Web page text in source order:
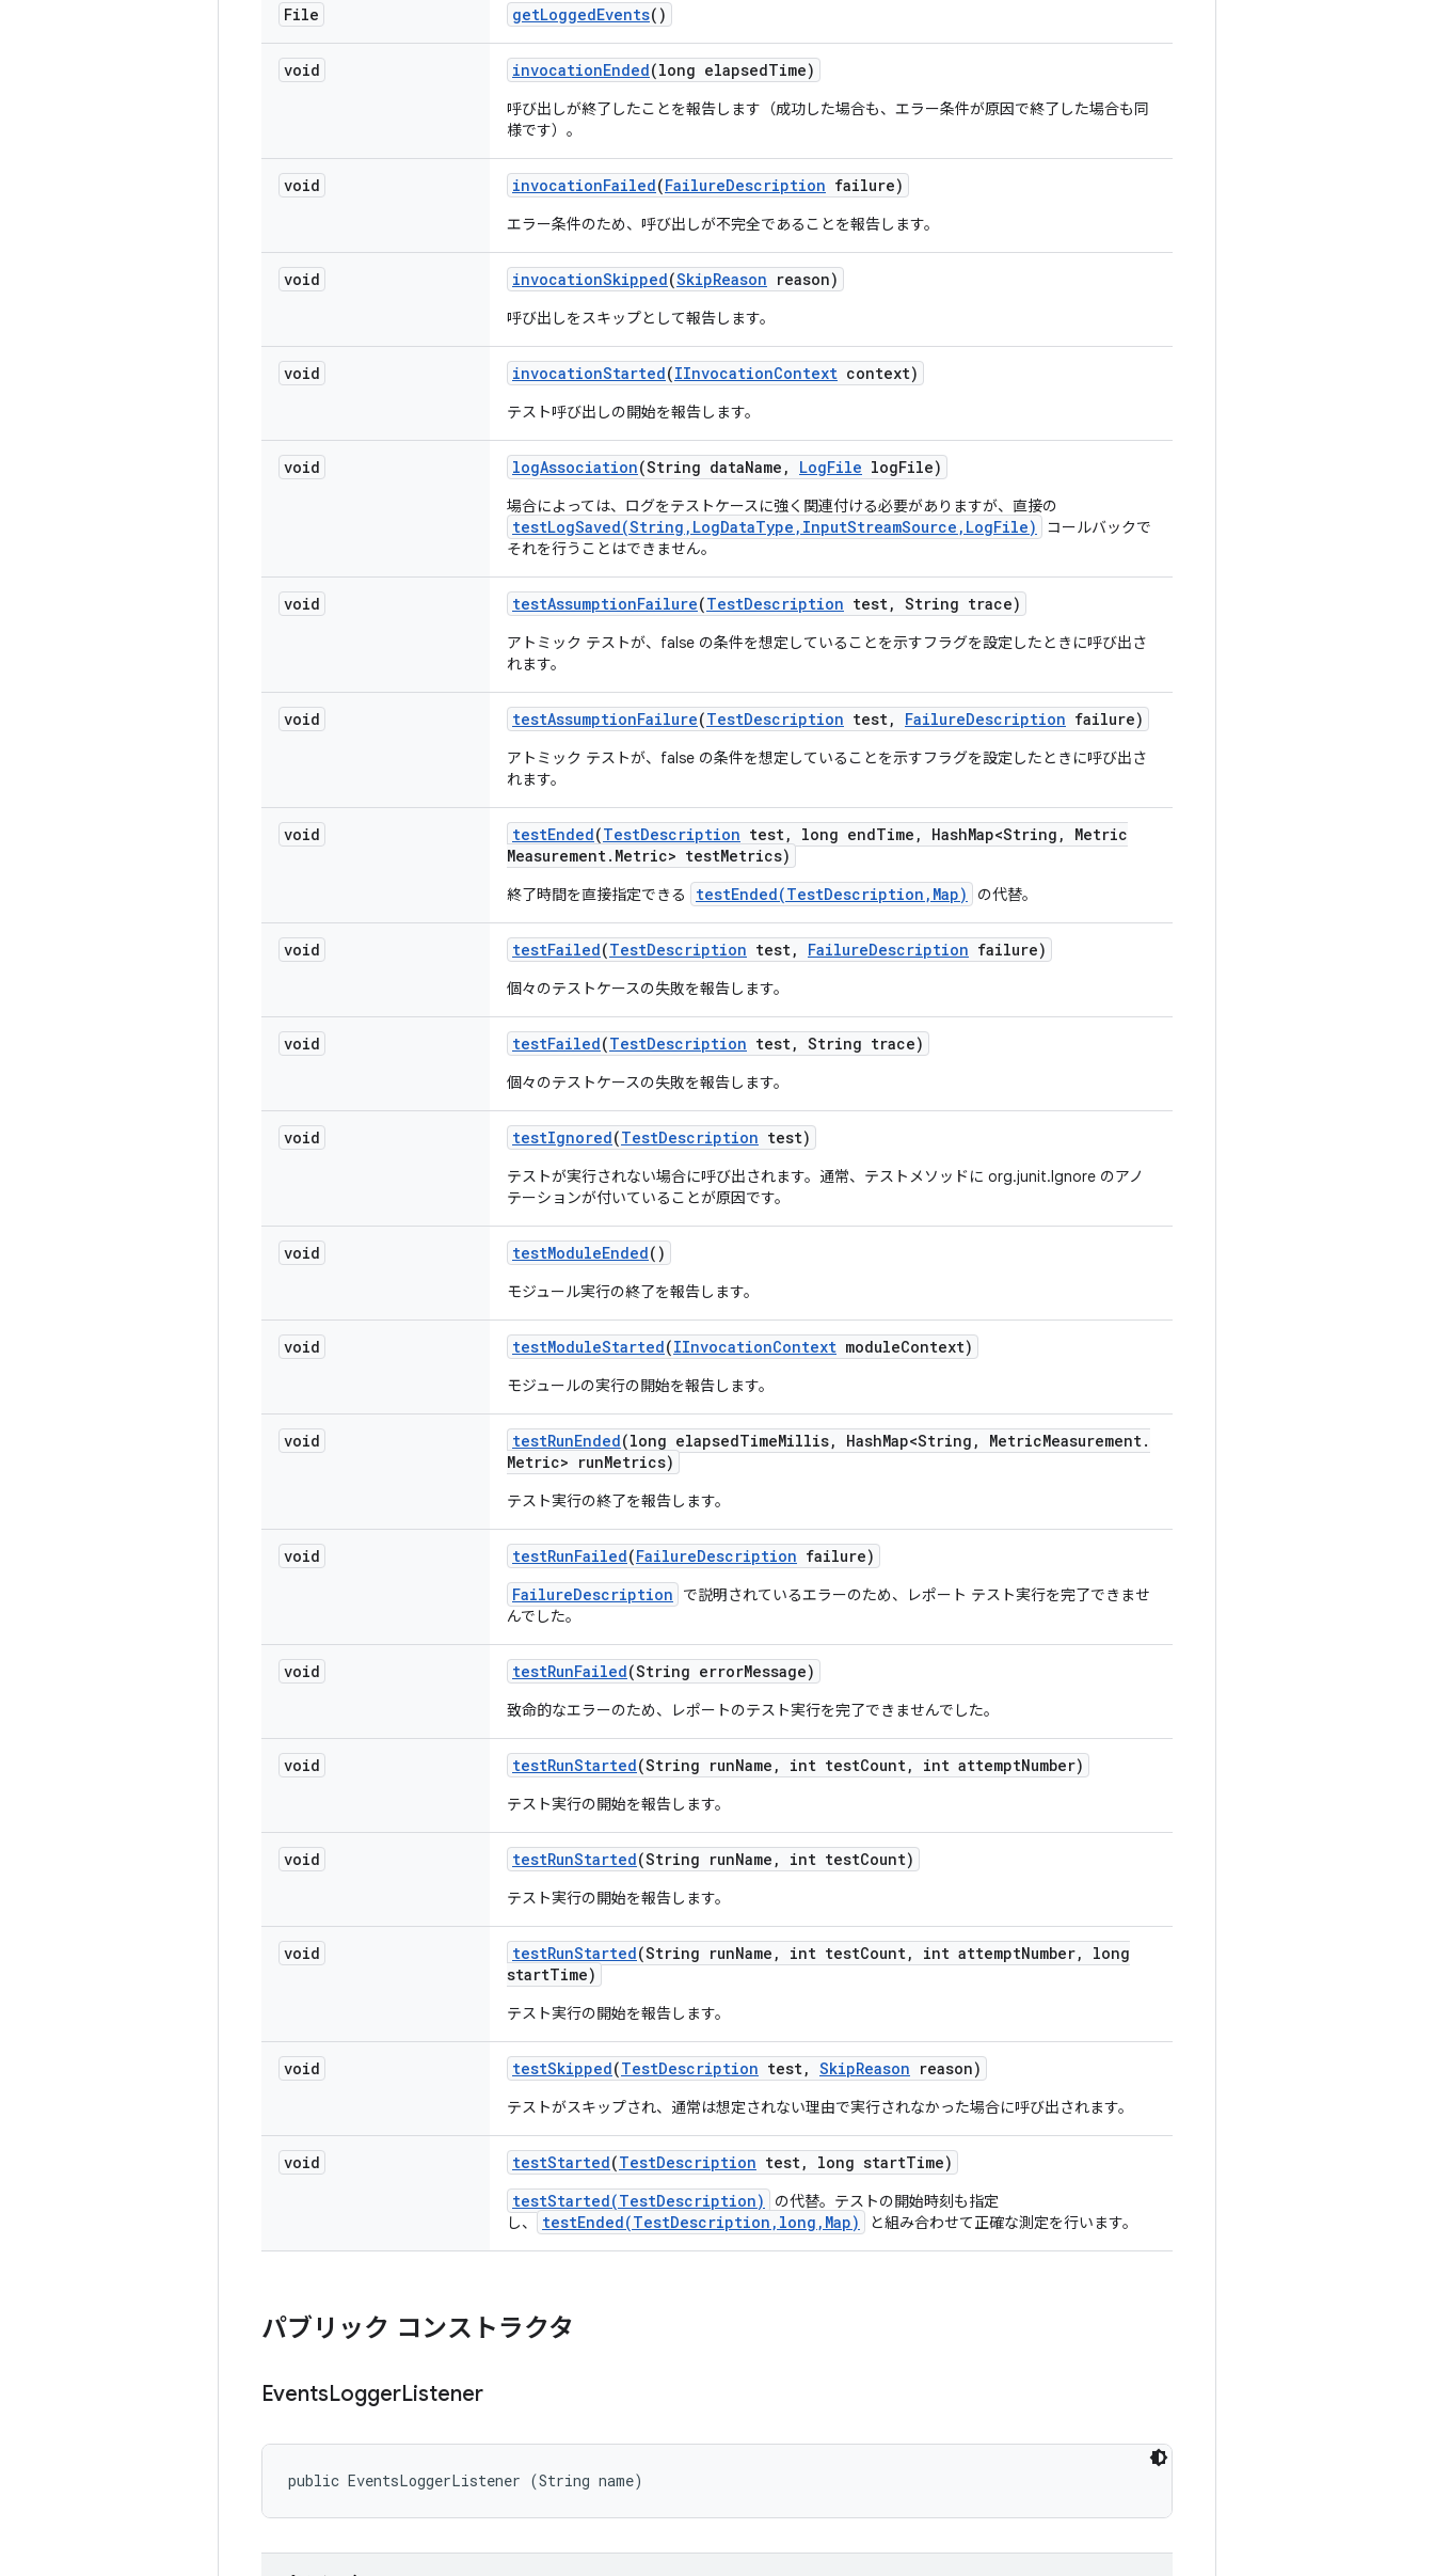
File getLoggedEvents()
void invocationEnded(long elapsedTime)
呼び出しが終了したことを報告します（成功した場合も、エラー条件が原因で終了した場合も同
様です）。
void invocationFailed(FailureDescription failure)
エラー条件のため、呼び出しが不完全であることを報告します。
void invocationSkipped(SkipReason reason)
呼び出しをスキップとして報告します。
void invocationStarted(IInvocationContext context)
テスト呼び出しの開始を報告します。
void logAssociation(String dataName , LogFile logFile)
場合によっては、ログをテストケースに強く関連付ける必要がありますが、直接の
testLogSaved(String,LogDataType,InputStreamSource,LogFile)
コールバックで
それを行うことはできません。
void testAssumptionFailure(TestDescription test, String trace)
アトミック テストが、false の条件を想定していることを示すフラグを設定したときに呼び出さ
れます。
void testAssumptionFailure(TestDescription test, FailureDescription failure)
アトミック テストが、false の条件を想定していることを示すフラグを設定したときに呼び出さ
れます。
void testEnded(TestDescription test, long endTime , HashMap<String ,
Metric
Measurement. Metric> testMetrics)
終了時間を直接指定できる testEnded(TestDescription,Map) の代替。
void testFailed(TestDescription test, FailureDescription failure)
個々のテストケースの失敗を報告します。
void testFailed(TestDescription test, String trace)
個々のテストケースの失敗を報告します。
void testIgnored(TestDescription test)
テストが実行されない場合に呼び出されます。通常、テストメソッドに org.junit.Ignore のアノ
テーションが付いていることが原因です。
void testModuleEnded()
モジュール実行の終了を報告します。
void testModuleStarted(IInvocationContext moduleContext)
モジュールの実行の開始を報告します。
void testRunEnded(long elapsedTimeMillis, HashMap<String , MetricMeasurement.
Metric> runMetrics)
テスト実行の終了を報告します。
void testRunFailed(FailureDescription failure)
FailureDescription
で説明されているエラーのため、レポート テスト実行を完了できませ
んでした。
void testRunFailed(String errorMessage)
致命的なエラーのため、レポートのテスト実行を完了できませんでした。
void testRunStarted(String runName , int testCount, int attemptNumber)
テスト実行の開始を報告します。
void testRunStarted(String runName , int testCount)
テスト実行の開始を報告します。
void testRunStarted(String runName , int testCount, int attemptNumber,
long
startTime)
テスト実行の開始を報告します。
void testSkipped(TestDescription test, SkipReason reason)
テストがスキップされ、通常は想定されない理由で実行されなかった場合に呼び出されます。
void testStarted(TestDescription test, long startTime)
testStarted(TestDescription)
の代替。テストの開始時刻も指定
し、
testEnded(TestDescription,long,Map) と組み合わせて正確な測定を行います。
パブリック コンストラクタ
EventsLoggerListener
public EventsLoggerListener (String name)